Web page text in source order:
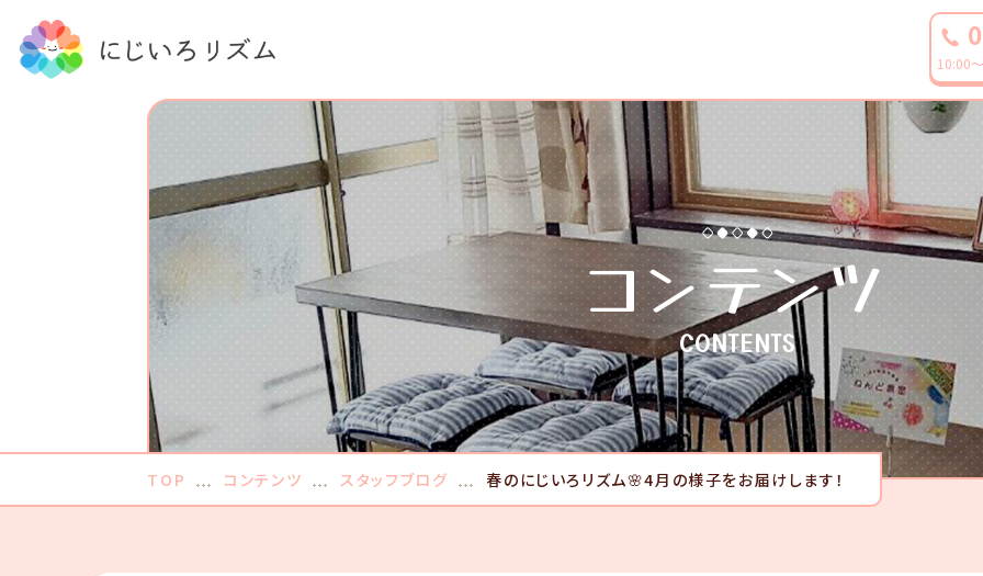
10:00
コンテンツ
CONTENTS
TOP コンテンツ スタッフブログ 春のにじいろリズム🌸4月の様子をお届けします！